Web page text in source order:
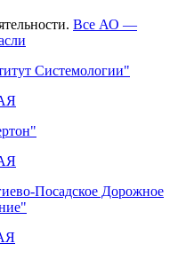
Все АО —
Системологии"
Посадское Дорожное